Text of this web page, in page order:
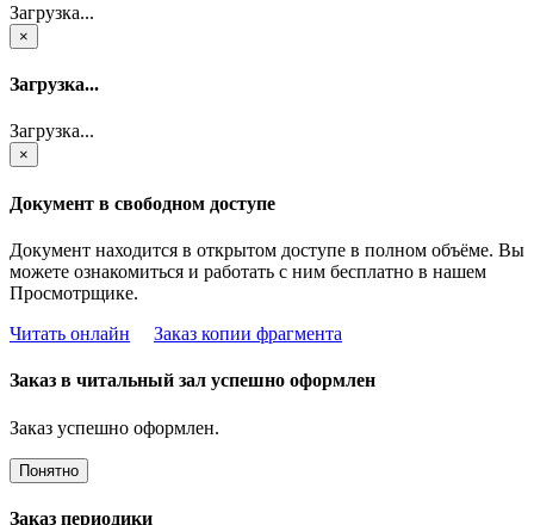
Загрузка...
×
Загрузка...
Загрузка...
×
Документ в свободном доступе
Документ находится в открытом доступе в полном объёме. Вы
можете ознакомиться и работать с ним бесплатно в нашем
Просмотрщике.
Читать онлайн
Заказ копии фрагмента
Заказ в читальный зал успешно оформлен
Заказ успешно оформлен.
Понятно
Заказ периодики